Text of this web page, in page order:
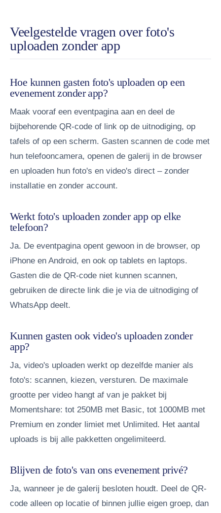
Veelgestelde vragen over foto's
uploaden zonder app
Hoe kunnen gasten foto's uploaden op een
evenement zonder app?
Maak vooraf een eventpagina aan en deel de
bijbehorende QR-code of link op de uitnodiging, op
tafels of op een scherm. Gasten scannen de code met
hun telefooncamera, openen de galerij in de browser
en uploaden hun foto's en video's direct – zonder
installatie en zonder account.
Werkt foto's uploaden zonder app op elke
telefoon?
Ja. De eventpagina opent gewoon in de browser, op
iPhone en Android, en ook op tablets en laptops.
Gasten die de QR-code niet kunnen scannen,
gebruiken de directe link die je via de uitnodiging of
WhatsApp deelt.
Kunnen gasten ook video's uploaden zonder
app?
Ja, video's uploaden werkt op dezelfde manier als
foto's: scannen, kiezen, versturen. De maximale
grootte per video hangt af van je pakket bij
Momentshare: tot 250MB met Basic, tot 1000MB met
Premium en zonder limiet met Unlimited. Het aantal
uploads is bij alle pakketten ongelimiteerd.
Blijven de foto's van ons evenement privé?
Ja, wanneer je de galerij besloten houdt. Deel de QR-
code alleen op locatie of binnen jullie eigen groep, dan